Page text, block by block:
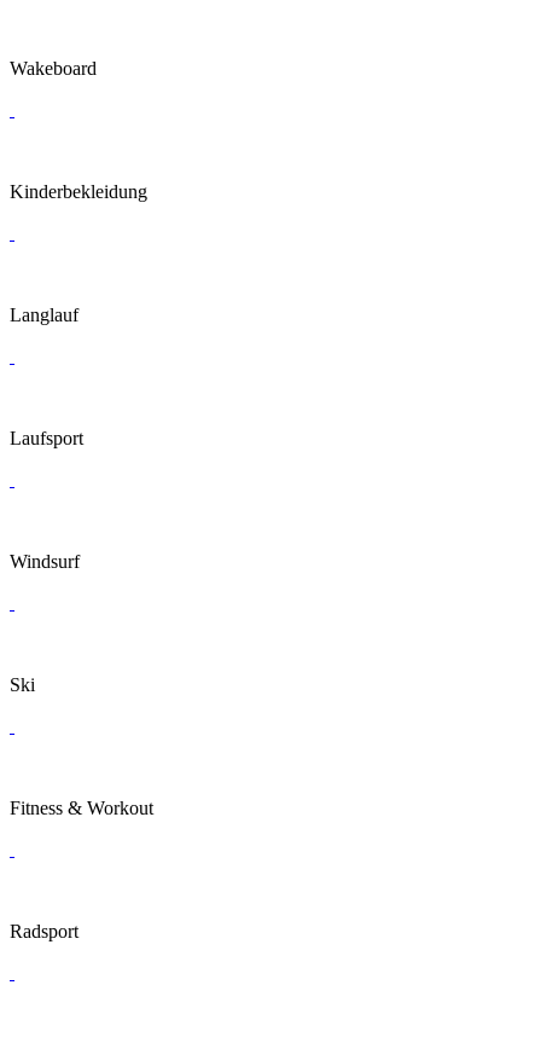
Wakeboard
Kinderbekleidung
Langlauf
Laufsport
Windsurf
Ski
Fitness & Workout
Radsport